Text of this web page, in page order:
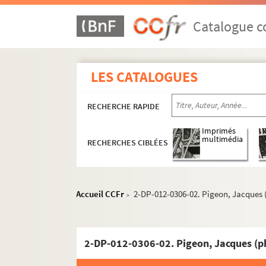
Catalogue
LES CATALOGUES
RECHERCHE RAPIDE
RECHERCHES CIBLÉES
Imprimés
multimédia
Accueil CCFr > 2-DP-012-0306-02. Pigeon,
2-DP-012-0306-02. Pigeon, Jacques